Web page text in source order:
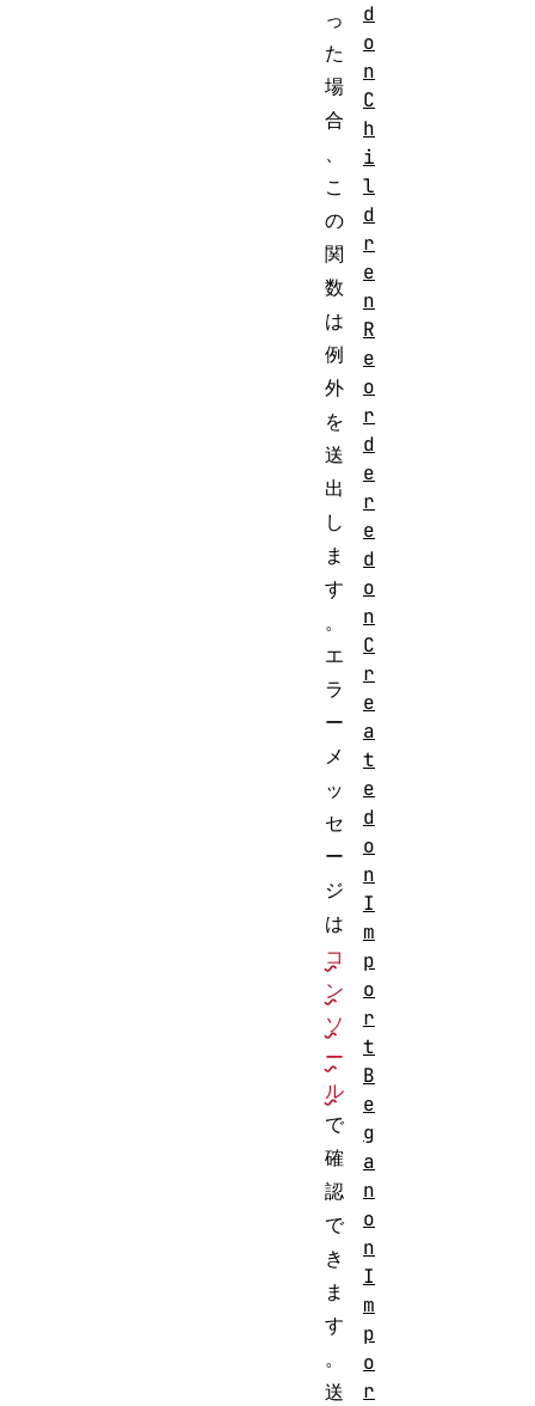
っ
た
場
合
こ
の
関
数
は
例
外
を
送
出
し
ま
す
。
エ
ラ
ー
メ
ッ
セ
ー
ジ
は
コ
ン
ソ
ー
ル
で
確
認
で
き
ま
す
。
送
d
o
n
C
h
i
l
d
r
e
n
R
e
o
r
d
e
r
e
d
o
n
C
r
e
a
t
e
d
o
n
I
m
p
o
r
t
B
e
g
a
n
o
n
I
m
p
o
r